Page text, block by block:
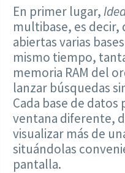
En primer lugar,
multibase, es
abiertas varias
mismo tiempo,
memoria RAM del
lanzar búsquedas
Cada base de
ventana diferente,
visualizar más de
situándolas
pantalla.